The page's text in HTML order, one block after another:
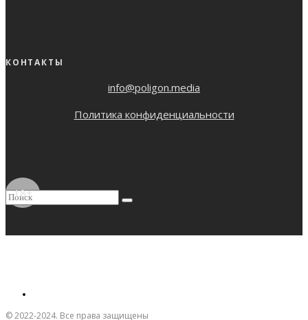
КОНТАКТЫ
info@poligon.media
Политика конфиденциальности
18+
© 2022-2024. Все права защищены